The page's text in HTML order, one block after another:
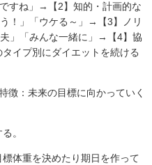
すね」→【2】知的・計画的な
！」「ウケる～」→【3】ノリ
」「みんな一緒に」→【4】協
イプ別にダイエットを続ける
徴：未来の目標に向かっていく
。
体重を決めたり期日を作って